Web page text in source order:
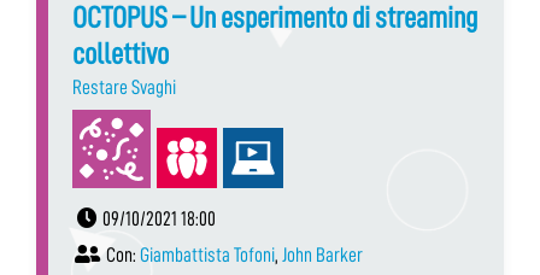
OCTOPUS – Un esperimento di streaming
collettivo
Restare Svaghi
09/10/2021 18:00
Con: Giambattista Tofoni, John Barker